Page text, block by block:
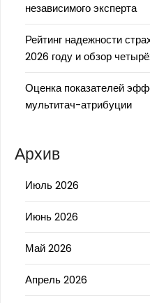
независимого эксперта
Рейтинг надежности
2026 году и обзор
Оценка показателей
мультитач-атрибуции
Архив
Июль 2026
Июнь 2026
Май 2026
Апрель 2026